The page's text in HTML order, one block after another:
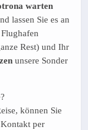
warten
lassen Sie es an
Rest) und Ihr
unsere Sonder
können Sie
per